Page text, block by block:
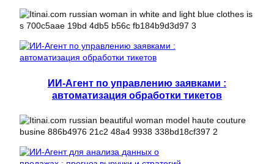
ИИ-Агент по управлению заявками :
автоматизация обработки тикетов